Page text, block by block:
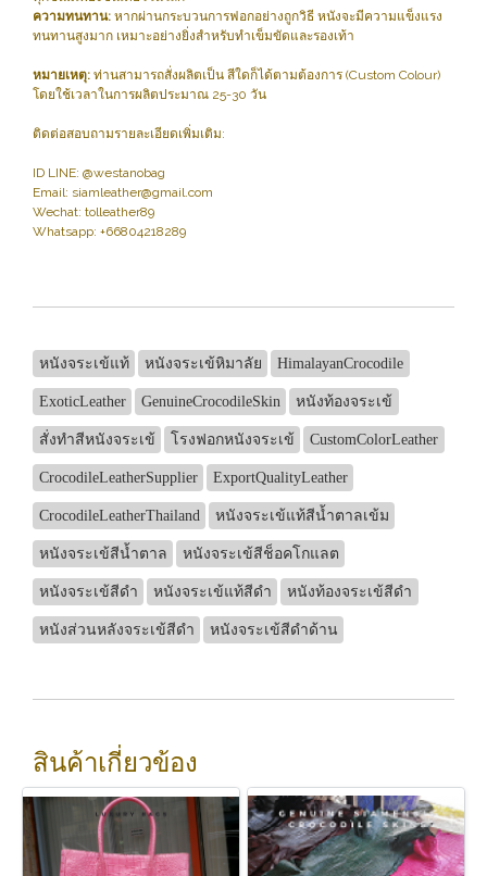
ความทนทาน: หากผ่านกระบวนการฟอกอย่างถูกวิธี หนังจะมีความแข็งแรง
ทนทานสูงมาก เหมาะอย่างยิ่งสำหรับทำเข็มขัดและรองเท้า
หมายเหตุ: ท่านสามารถสั่งผลิตเป็น สีใดก็ได้ตามต้องการ (Custom Colour)
โดยใช้เวลาในการผลิตประมาณ 25-30 วัน
ติดต่อสอบถามรายละเอียดเพิ่มเติม:
ID LINE: @westanobag
Email: siamleather@gmail.com
Wechat: tolleather89
Whatsapp: +66804218289
หนังจระเข้แท้ หนังจระเข้หิมาลัย HimalayanCrocodile
ExoticLeather GenuineCrocodileSkin หนังท้องจระเข้
สั่งทำสีหนังจระเข้ โรงฟอกหนังจระเข้ CustomColorLeather
CrocodileLeatherSupplier ExportQualityLeather
CrocodileLeatherThailand หนังจระเข้แท้สีน้ำตาลเข้ม
หนังจระเข้สีน้ำตาล หนังจระเข้สีช็อคโกแลต
หนังจระเข้สีดำ หนังจระเข้แท้สีดำ หนังท้องจระเข้สีดำ
หนังส่วนหลังจระเข้สีดำ หนังจระเข้สีดำด้าน
สินค้าเกี่ยวข้อง